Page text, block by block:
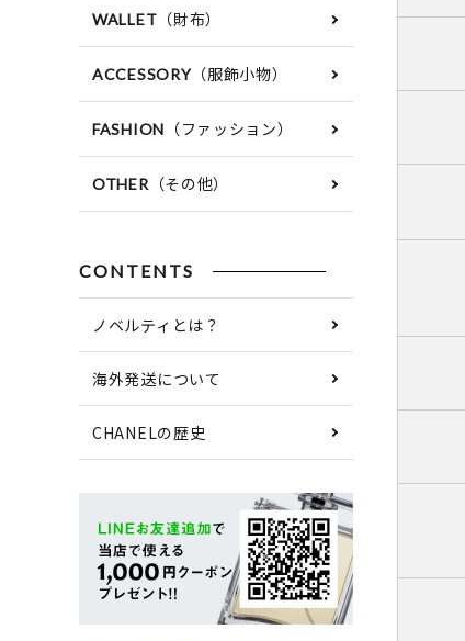
WALLET （財布）
ACCESSORY（服飾小物）
FASHION （ファッション）
OTHER（その他）
CONTENTS
ノベルティとは？
海外発送について
CHANELの歴史